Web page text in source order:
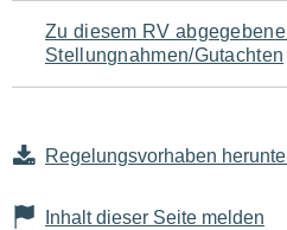
Zu diesem RV
Stellungnahmen/Gutachten
Regelungsvorhaben
Inhalt dieser Seite melden